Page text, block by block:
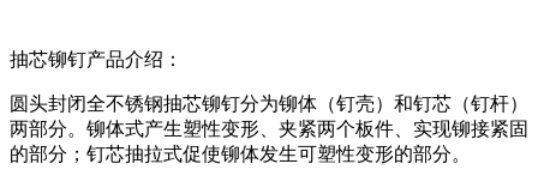
抽芯铆钉产品介绍：
圆头封闭全不锈钢抽芯铆钉分为铆体（钉壳）和钉芯（钉杆）
两部分。铆体式产生塑性变形、夹紧两个板件、实现铆接紧固
的部分；钉芯抽拉式促使铆体发生可塑性变形的部分。